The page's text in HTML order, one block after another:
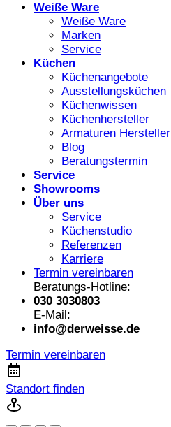
Weiße Ware
Weiße Ware
Marken
Service
Küchen
Küchenangebote
Ausstellungsküchen
Küchenwissen
Küchenhersteller
Armaturen Hersteller
Blog
Beratungstermin
Service
Showrooms
Über uns
Service
Küchenstudio
Referenzen
Karriere
Termin vereinbaren
Beratungs-Hotline:
030 3030803
E-Mail:
info@derweisse.de
Termin vereinbaren
Standort finden